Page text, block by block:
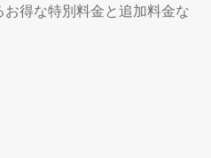
得な特別料金と追加料金な